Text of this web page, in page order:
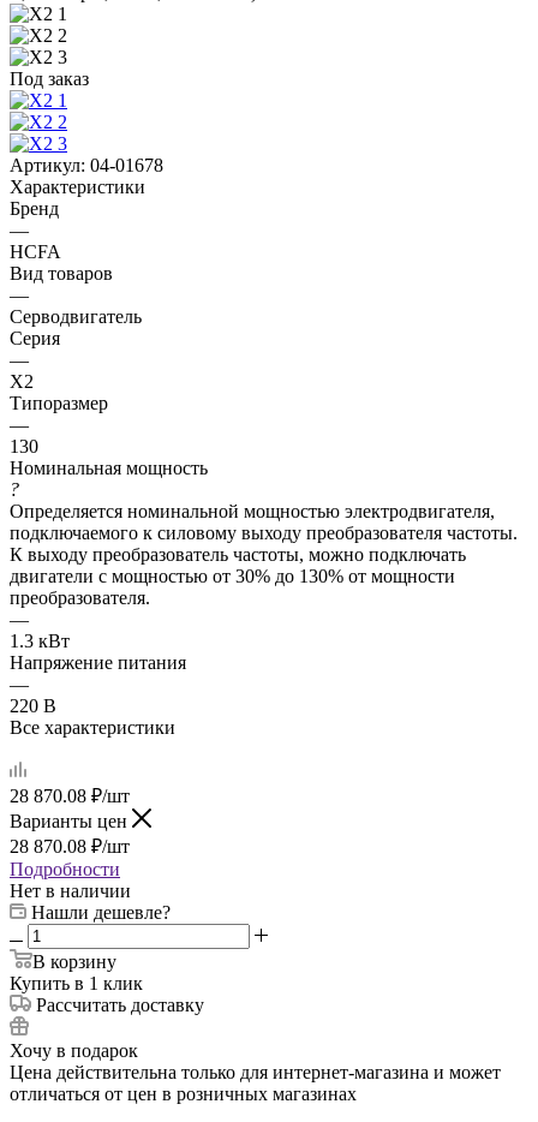
Под заказ
Артикул: 04-01678
Характеристики
Бренд
—
HCFA
Вид товаров
—
Серводвигатель
Серия
—
X2
Типоразмер
—
130
Номинальная мощность
?
Определяется номинальной мощностью электродвигателя,
подключаемого к силовому выходу преобразователя частоты.
К выходу преобразователь частоты, можно подключать
двигатели с мощностью от 30% до 130% от мощности
преобразователя.
—
1.3 кВт
Напряжение питания
—
220 В
Все характеристики
28 870.08 ₽/шт
Варианты цен
28 870.08 ₽/шт
Подробности
Нет в наличии
Нашли дешевле?
В корзину
Купить в 1 клик
Рассчитать доставку
Хочу в подарок
Цена действительна только для интернет-магазина и может
отличаться от цен в розничных магазинах